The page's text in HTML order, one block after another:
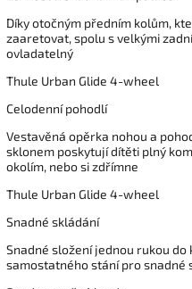
Díky otočným předním kolům,
zaaretovat, spolu s velkými
ovladatelný
Thule Urban Glide 4-wheel
Celodenní pohodlí
Vestavěná opěrka nohou a
sklonem poskytují dítěti plný
okolím, nebo si zdřímne
Thule Urban Glide 4-wheel
Snadné skládání
Snadné složení jednou rukou
samostatného stání pro snadné